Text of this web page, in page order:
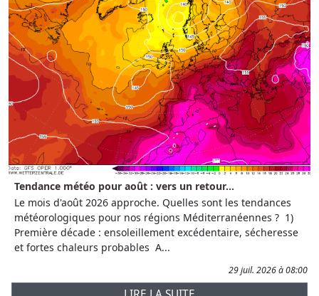
Tendance météo pour août : vers un retour...
Le mois d'août 2026 approche. Quelles sont les tendances
météorologiques pour nos régions Méditerranéennes ? 1)
Première décade : ensoleillement excédentaire, sécheresse
et fortes chaleurs probables A...
29 juil. 2026 à 08:00